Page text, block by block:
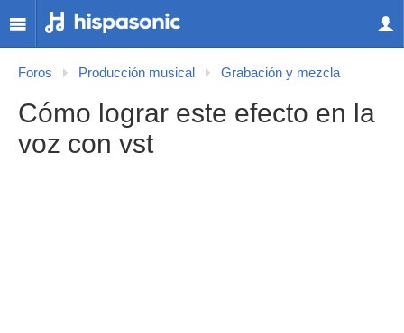
Foros Producción musical Grabación y mezcla
Cómo lograr este efecto en la
voz con vst